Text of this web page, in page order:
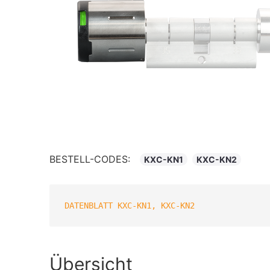
BESTELL-CODES: KXC-KN1 KXC-KN2
DATENBLATT KXC-KN1, KXC-KN2
Übersicht